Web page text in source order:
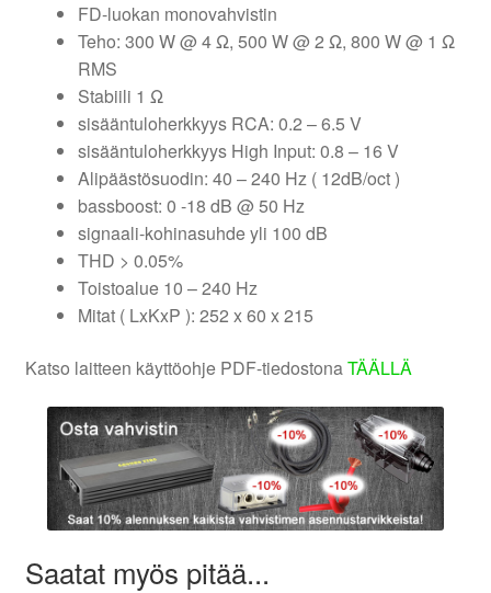
FD-luokan monovahvistin
Teho: 300 W @ 4 Ω, 500 W @ 2 Ω, 800 W @ 1 Ω
RMS
Stabiili 1 Ω
sisääntuloherkkyys RCA: 0.2 – 6.5 V
sisääntuloherkkyys High Input: 0.8 – 16 V
Alipäästösuodin: 40 – 240 Hz ( 12dB/oct )
bassboost: 0 -18 dB @ 50 Hz
signaali-kohinasuhde yli 100 dB
THD > 0.05%
Toistoalue 10 – 240 Hz
Mitat ( LxKxP ): 252 x 60 x 215
Katso laitteen käyttöohje PDF-tiedostonaTÄÄLLÄ
Saatat myös pitää...